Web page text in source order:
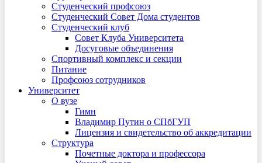
Студенческий профсоюз
Студенческий Совет Дома студентов
Студенческий клуб
Совет Клуба Университета
Досуговые объединения
Спортивный комплекс и секции
Питание
Профсоюз сотрудников
Университет
О вузе
Гимн
Владимир Путин о СПбГУП
Лицензия и свидетельство об аккредитации
Структура
Почетные доктора и профессора